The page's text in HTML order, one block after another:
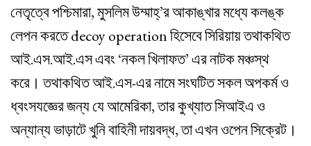
নেতৃত্বে পশ্চিমারা, মুসলিম উম্মাহ্‌’র আকাঙ্খার মধ্যে কলঙ্ক
লেপন করতে decoy operation হিসেবে সিরিয়ায় তথাকথিত
আই.এস.আই.এস এবং ‘নকল খিলাফত’ এর নাটক মঞ্চস্থ
করে। তথাকথিত আই.এস-এর নামে সংঘটিত সকল অপকর্ম ও
ধ্বংসযজ্ঞের জন্য যে আমেরিকা, তার কুখ্যাত সিআইএ ও
অন্যান্য ভাড়াটে খুনি বাহিনী দায়বদ্ধ, তা এখন ওপেন সিক্রেট।